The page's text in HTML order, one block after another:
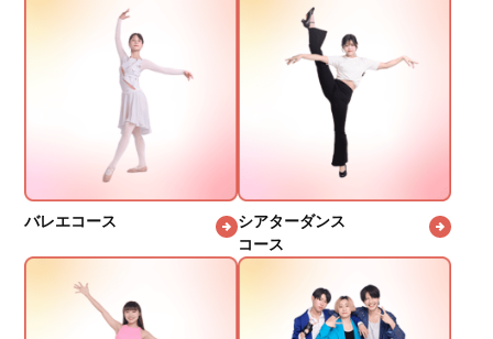
バレエコース
シアターダンス
コース